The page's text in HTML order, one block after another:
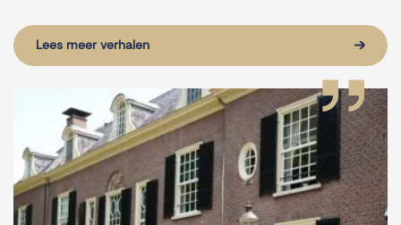
Lees meer verhalen